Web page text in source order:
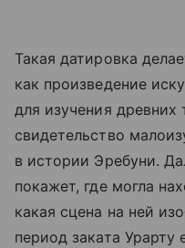
Такая датировка
как произведение
для изучения древних
свидетельство
в истории Эребуни.
покажет, где могла
какая сцена на ней
период заката Урарту